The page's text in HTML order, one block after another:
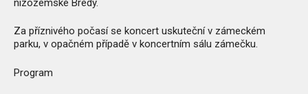
Za příznivého počasí se koncert uskuteční v zámeckém
parku, v opačném případě v koncertním sálu zámečku.
Program